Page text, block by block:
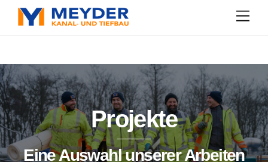
Skip
Projekte
Eine Auswahl unserer Arbeiten